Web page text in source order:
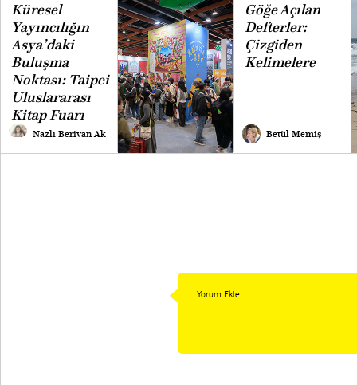
Küresel
Yayıncılığın
Asya’daki
Buluşma
Noktası: Taipei
Uluslararası
Kitap Fuarı
Nazlı Berivan Ak
Göğe Açılan
Defterler:
Çizgiden
Kelimelere
Betül Memiş